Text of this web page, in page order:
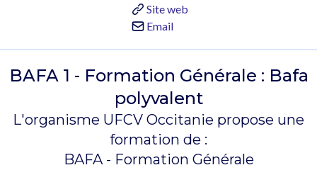
Site web
Email
BAFA 1 - Formation Générale : Bafa
polyvalent
L'organisme UFCV Occitanie propose une
formation de :
BAFA - Formation Générale